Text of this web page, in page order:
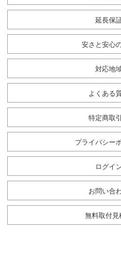
延長保
安さと安心
対応地
よくある
特定商取
プライバシー
ログイ
お問い合
無料取付見